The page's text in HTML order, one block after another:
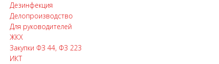
Дезинфекция
Делопроизводство
Для руководителей
ЖКХ
Закупки ФЗ 44, ФЗ 223
ИКТ